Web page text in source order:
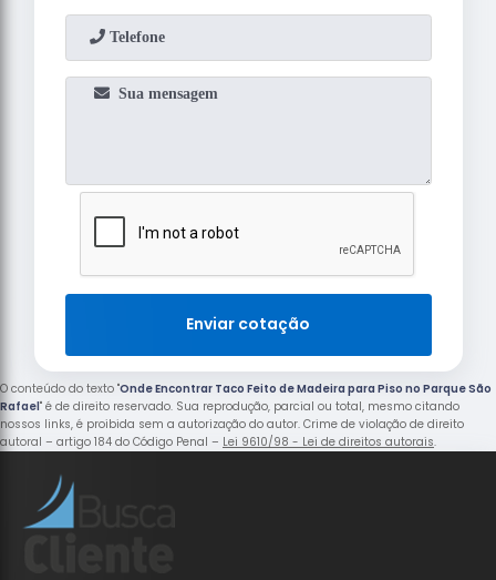
Enviar cotação
O conteúdo do texto "Onde Encontrar Taco Feito de Madeira para Piso no Parque São
Rafael" é de direito reservado. Sua reprodução, parcial ou total, mesmo citando
nossos links, é proibida sem a autorização do autor. Crime de violação de direito
autoral – artigo 184 do Código Penal – Lei 9610/98 - Lei de direitos autorais.